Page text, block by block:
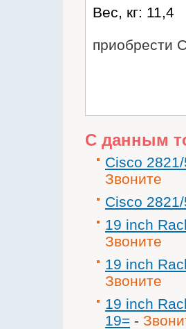
Вес, кг: 11,4
приобрести
С данным
Cisco
Звоните
Cisco
19 inch
Звоните
19 inch
Звоните
19 inch
19= -